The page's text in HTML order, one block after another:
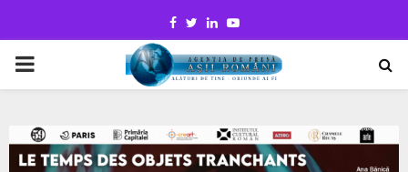
Facebook
TwitterLinkedinYoutube
PRIMARY